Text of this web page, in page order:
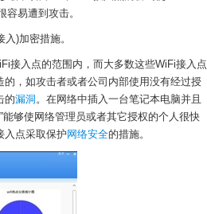
容易遭到攻击。
)加密措施。
接入点的范围内，而大多数这些WiFi接入点
，如攻击者或者公司内部使用没有经过授
的漏洞。在网络中插入一台笔记本电脑并且
够使网络管理员或者其它授权的个人很快
入点采取保护 网络安全的措施。